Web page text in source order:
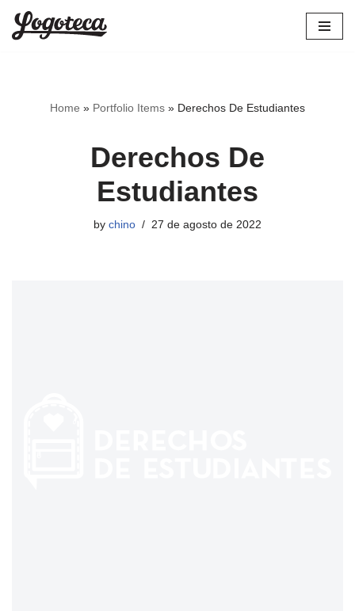
Skip
Home » Portfolio Items » Derechos De Estudiantes
Derechos De
Estudiantes
by chino 27 de agosto de 2022